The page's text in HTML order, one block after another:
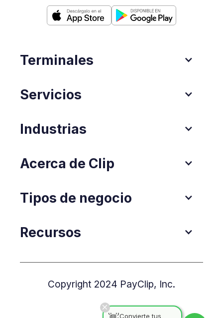
Terminales
Servicios
Industrias
Acerca de Clip
Tipos de negocio
Recursos
Copyright 2024 PayClip, Inc.
Convierte tus